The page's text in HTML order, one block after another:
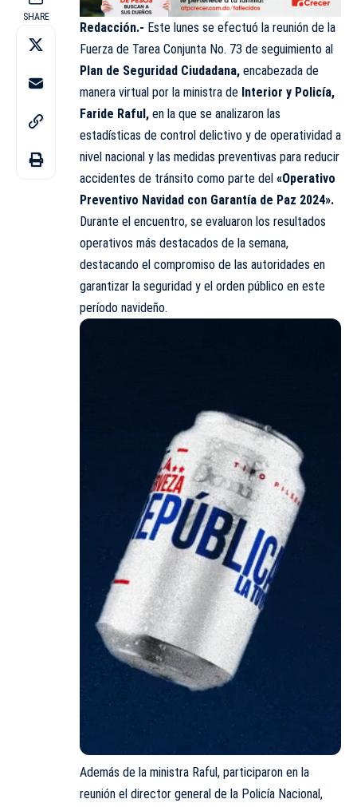
SHARE
Redacción.- Este lunes se efectuó la reunión de la
Fuerza de Tarea Conjunta No. 73 de seguimiento al
Plan de Seguridad Ciudadana, encabezada de
manera virtual por la ministra de Interior y Policía,
Faride Raful, en la que se analizaron las
estadísticas de control delictivo y de operatividad a
nivel nacional y las medidas preventivas para reducir
accidentes de tránsito como parte del «Operativo
Preventivo Navidad con Garantía de Paz 2024».
Durante el encuentro, se evaluaron los resultados
operativos más destacados de la semana,
destacando el compromiso de las autoridades en
garantizar la seguridad y el orden público en este
período navideño.
Además de la ministra Raful, participaron en la
reunión el director general de la Policía Nacional,